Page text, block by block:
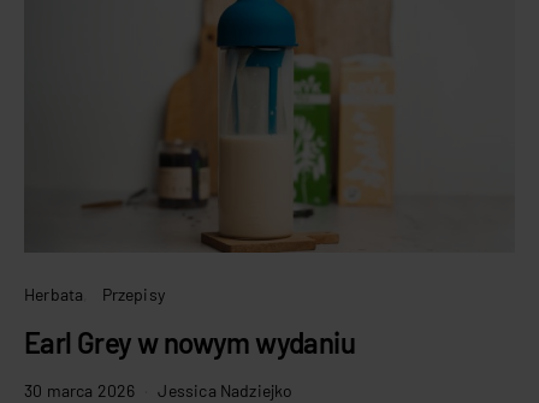
Herbata Przepisy
Earl Grey w nowym wydaniu
30 marca 2026 Jessica Nadziejko